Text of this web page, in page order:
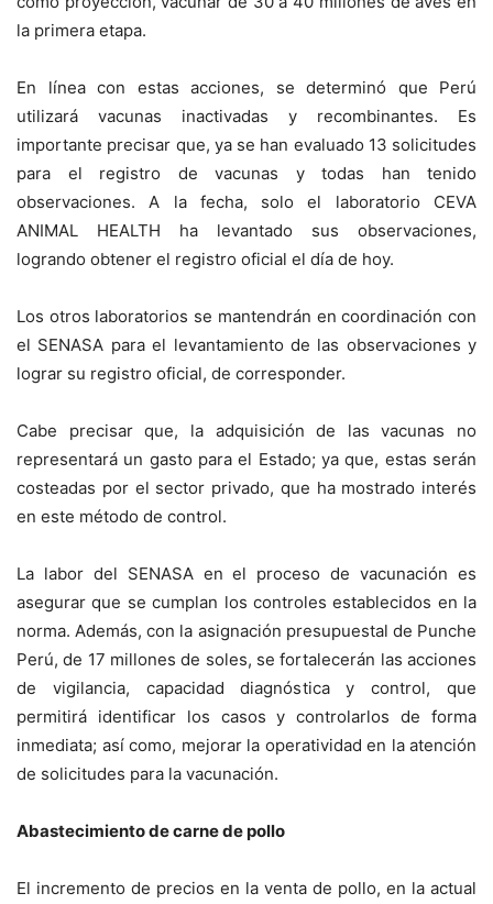
la primera etapa.
En línea con estas acciones, se determinó que Perú
utilizará vacunas inactivadas y recombinantes. Es
importante precisar que, ya se han evaluado 13 solicitudes
para el registro de vacunas y todas han tenido
observaciones. A la fecha, solo el laboratorio CEVA
ANIMAL HEALTH ha levantado sus observaciones,
logrando obtener el registro oficial el día de hoy.
Los otros laboratorios se mantendrán en coordinación con
el SENASA para el levantamiento de las observaciones y
lograr su registro oficial, de corresponder.
Cabe precisar que, la adquisición de las vacunas no
representará un gasto para el Estado; ya que, estas serán
costeadas por el sector privado, que ha mostrado interés
en este método de control.
La labor del SENASA en el proceso de vacunación es
asegurar que se cumplan los controles establecidos en la
norma. Además, con la asignación presupuestal de Punche
Perú, de 17 millones de soles, se fortalecerán las acciones
de vigilancia, capacidad diagnóstica y control, que
permitirá identificar los casos y controlarlos de forma
inmediata; así como, mejorar la operatividad en la atención
de solicitudes para la vacunación.
Abastecimiento de carne de pollo
El incremento de precios en la venta de pollo, en la actual